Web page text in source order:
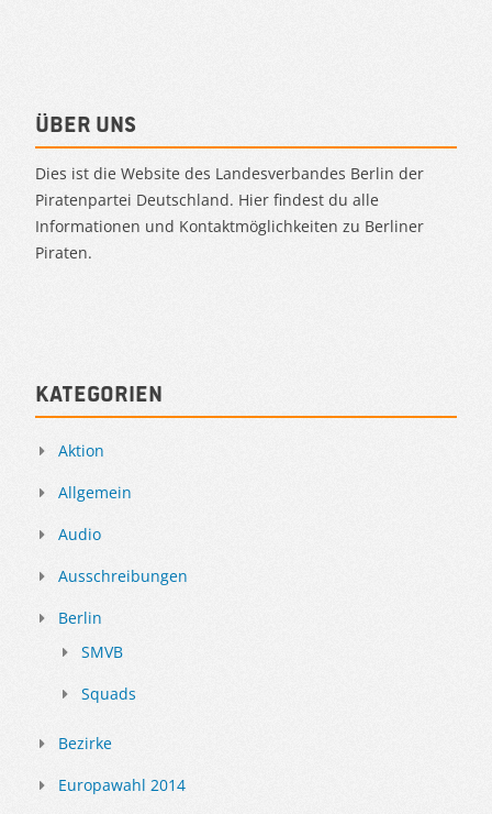
Über uns
Dies ist die Website des Landesverbandes Berlin der
Piratenpartei Deutschland. Hier findest du alle
Informationen und Kontaktmöglichkeiten zu Berliner
Piraten.
Kategorien
Aktion
Allgemein
Audio
Ausschreibungen
Berlin
SMVB
Squads
Bezirke
Europawahl 2014